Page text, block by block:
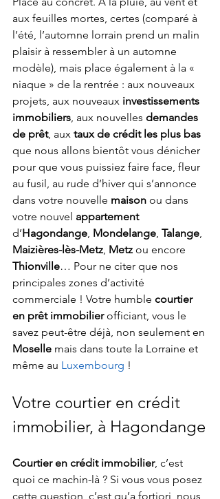
aux feuilles mortes, certes (comparé à
l’été, l’automne lorrain prend un malin
plaisir à ressembler à un automne
modèle), mais place également à la «
niaque » de la rentrée : aux nouveaux
projets, aux nouveaux investissements
immobiliers, aux nouvelles demandes
de prêt, aux taux de crédit les plus bas
que nous allons bientôt vous dénicher
pour que vous puissiez faire face, fleur
au fusil, au rude d’hiver qui s’annonce
dans votre nouvelle maison ou dans
votre nouvel appartement
d’Hagondange, Mondelange, Talange,
Maizières-lès-Metz, Metz ou encore
Thionville… Pour ne citer que nos
principales zones d’activité
commerciale ! Votre humble courtier
en prêt immobilier officiant, vous le
savez peut-être déjà, non seulement en
Moselle mais dans toute la Lorraine et
même au Luxembourg !
Votre courtier en crédit
immobilier, à Hagondange
Courtier en crédit immobilier, c’est
quoi ce machin-là ? Si vous vous posez
cette question, c’est qu’a fortiori, nous